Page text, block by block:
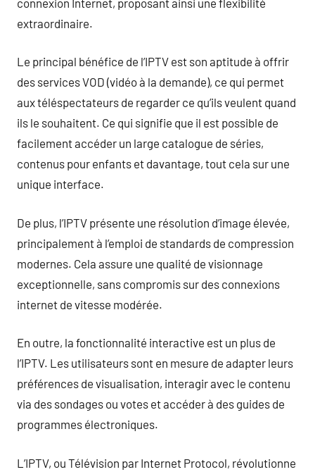
extraordinaire.
Le principal bénéfice de l’IPTV est son aptitude à offrir
des services VOD (vidéo à la demande), ce qui permet
aux téléspectateurs de regarder ce qu’ils veulent quand
ils le souhaitent. Ce qui signifie que il est possible de
facilement accéder un large catalogue de séries,
contenus pour enfants et davantage, tout cela sur une
unique interface.
De plus, l’IPTV présente une résolution d’image élevée,
principalement à l’emploi de standards de compression
modernes. Cela assure une qualité de visionnage
exceptionnelle, sans compromis sur des connexions
internet de vitesse modérée.
En outre, la fonctionnalité interactive est un plus de
l’IPTV. Les utilisateurs sont en mesure de adapter leurs
préférences de visualisation, interagir avec le contenu
via des sondages ou votes et accéder à des guides de
programmes électroniques.
L’IPTV, ou Télévision par Internet Protocol, révolutionne